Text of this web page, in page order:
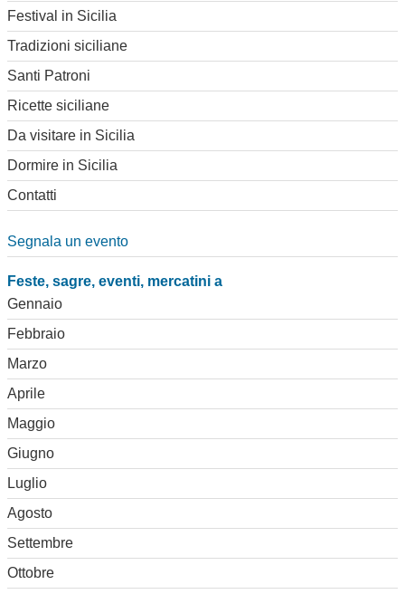
Festival in Sicilia
Tradizioni siciliane
Santi Patroni
Ricette siciliane
Da visitare in Sicilia
Dormire in Sicilia
Contatti
Segnala un evento
Feste, sagre, eventi, mercatini a
Gennaio
Febbraio
Marzo
Aprile
Maggio
Giugno
Luglio
Agosto
Settembre
Ottobre